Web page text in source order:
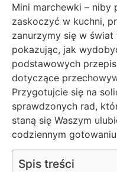
Mini marchewki – niby
zaskoczyć w kuchni,
zanurzymy się w świat
pokazując, jak
podstawowych
dotyczące
Przygotujcie się na
sprawdzonych rad,
staną się Waszym
codziennym
Spis treści